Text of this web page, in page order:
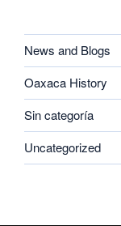
News and Blogs
Oaxaca History
Sin categoría
Uncategorized